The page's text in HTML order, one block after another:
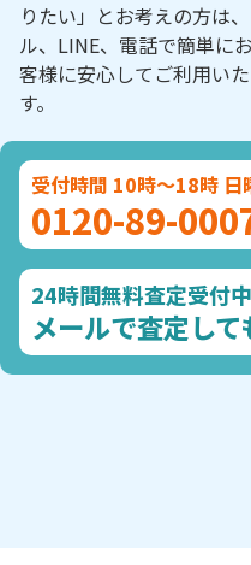
りたい」とお考えの方は
ル、LINE、電話で簡単に
客様に安心してご利用い
す。
受付時間 10時～18時 日
0120-89-
24時間無料査定受付中
メールで査定して